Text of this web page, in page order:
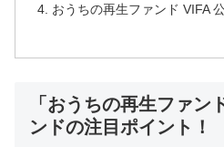
おうちの再生ファンド VIFA
「おうちの再生ファン
ンドの注目ポイント！